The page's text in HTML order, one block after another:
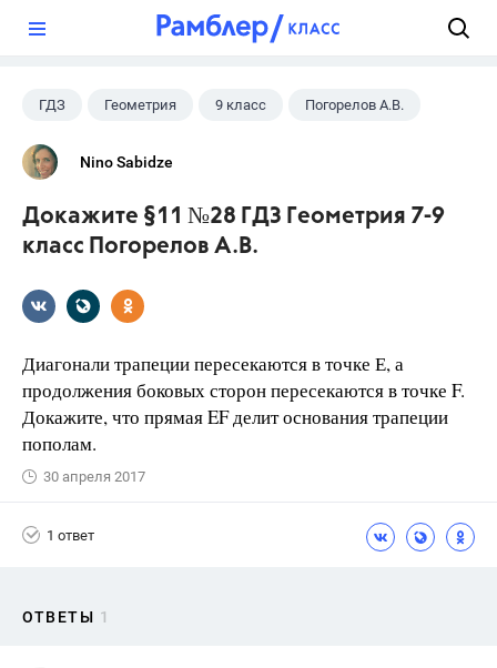
ГДЗ Геометрия 9 класс Погорелов А.В.
Nino Sabidze
Докажите §11 №28 ГДЗ Геометрия 7-9
класс Погорелов А.В.
Диагонали трапеции пересекаются в точке Е, а
продолжения боковых сторон пересекаются в точке F.
Докажите, что прямая EF делит основания трапеции
пополам.
30 апреля 2017
1 ответ
ОТВЕТЫ 1